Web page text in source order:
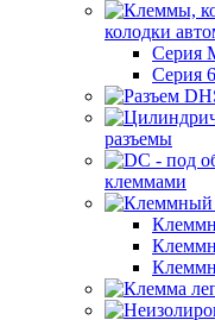
колодки
Серия
Серия
разъемы
клеммами